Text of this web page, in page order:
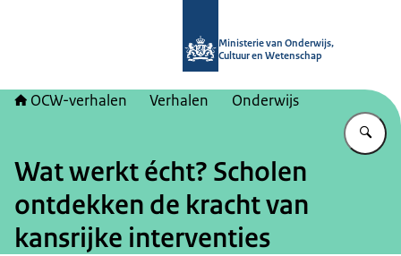
Ministerie van Onderwijs,
Cultuur en Wetenschap
OCW-verhalen Verhalen Onderwijs
Wat werkt écht? Scholen
ontdekken de kracht van
kansrijke interventies